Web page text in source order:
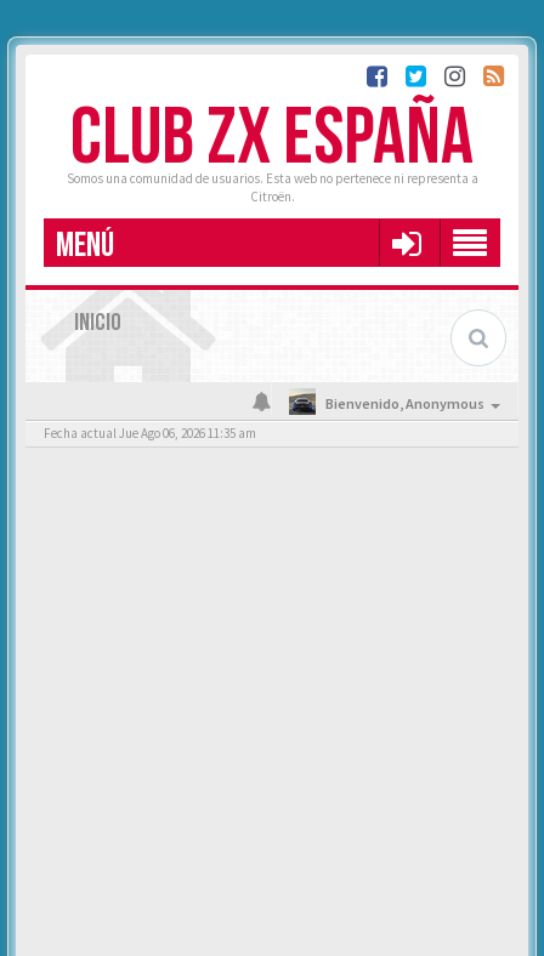
CLUB ZX ESPAÑA
Somos una comunidad de usuarios. Esta web no pertenece ni representa a
Citroën.
MENÚ
INICIO
Bienvenido,Anonymous
Fecha actual Jue Ago 06, 2026 11:35 am